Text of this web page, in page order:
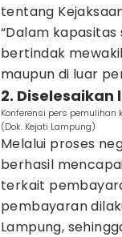
tentang
“Dalam
bertindak
maupun di luar
2.
Konferensi pers pemulihan
(Dok. Kejati Lampung)
Melalui proses
berhasil
terkait
pembayaran
Lampung,